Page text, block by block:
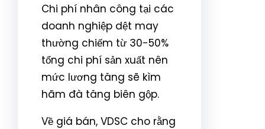
Chi phí nhân công tại các
doanh nghiệp dệt may
thường chiếm từ 30-50%
tổng chi phí sản xuất nên
mức lương tăng sẽ kìm
hãm đà tăng biên gộp.
Về giá bán, VDSC cho rằng